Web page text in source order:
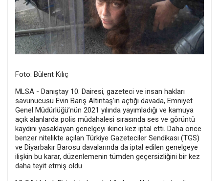
Foto: Bülent Kılıç
MLSA - Danıştay 10. Dairesi, gazeteci ve insan hakları
savunucusu Evin Barış Altıntaş’ın açtığı davada, Emniyet
Genel Müdürlüğü’nün 2021 yılında yayımladığı ve kamuya
açık alanlarda polis müdahalesi sırasında ses ve görüntü
kaydını yasaklayan genelgeyi ikinci kez iptal etti. Daha önce
benzer nitelikte açılan Türkiye Gazeteciler Sendikası (TGS)
ve Diyarbakır Barosu davalarında da iptal edilen genelgeye
ilişkin bu karar, düzenlemenin tümden geçersizliğini bir kez
daha teyit etmiş oldu.